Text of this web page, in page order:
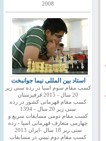
2008
استاد بین المللی نیما جوانبخت
کسب مقام سوم اسیا در رده سنی زیر
20 سال - 2015 قرقیزستان
کسب مقام قهرمانی کشور در رده
سنی زیر 20 سال - 1394
کسب مقام دومی مسابقات سریع و
چهارمی متعارف قهرمانی اسیا - رده
سنی زیر 18 سال -ایران 2013
كسب مقام دوم تيمي در مسابقات